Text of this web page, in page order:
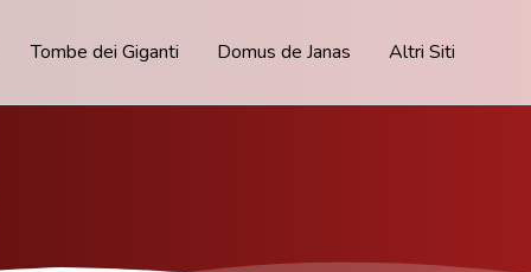
Tombe dei Giganti Domus de Janas Altri Siti